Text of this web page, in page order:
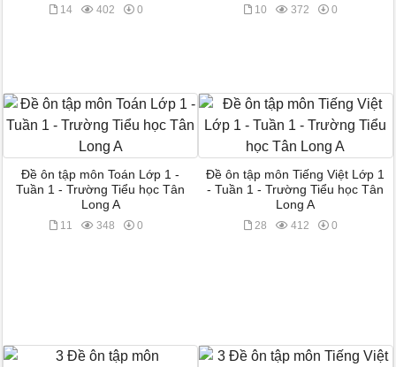
14 402 0 10 372 0
Đề ôn tập môn Toán Lớp 1 -
Tuần 1 - Trường Tiểu học Tân
Long A
11 348 0
Đề ôn tập môn Tiếng Việt Lớp 1
- Tuần 1 - Trường Tiểu học Tân
Long A
28 412 0